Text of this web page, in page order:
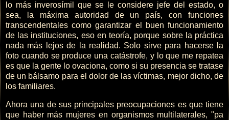
lo más inverosímil que se le considere jefe del estado, o
sea, la máxima autoridad de un país, con funciones
transcendentales como garantizar el buen funcionamiento
de las instituciones, eso en teoría, porque sobre la práctica
nada más lejos de la realidad. Solo sirve para hacerse la
foto cuando se produce una catástrofe, y lo que me repatea
es que la gente lo ovaciona, como si su presencia se tratase
de un bálsamo para el dolor de las víctimas, mejor dicho, de
los familiares.
Ahora una de sus principales preocupaciones es que tiene
que haber más mujeres en organismos multilaterales, "pa